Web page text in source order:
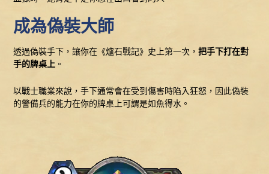
成為偽裝大師
透過偽裝手下，讓你在《爐石戰記》史上第一次，把手下打在對
手的牌桌上 。
以戰士職業來說，手下通常會在受到傷害時陷入狂怒，因此偽裝
的警備兵的能力在你的牌桌上可謂是如魚得水。